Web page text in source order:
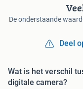
De onderstaande
Deel
Wat is het verschil
digitale camera?